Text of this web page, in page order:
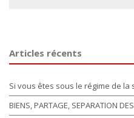
Articles récents
Si vous êtes sous le régime de
BIENS, PARTAGE, SEPARATION